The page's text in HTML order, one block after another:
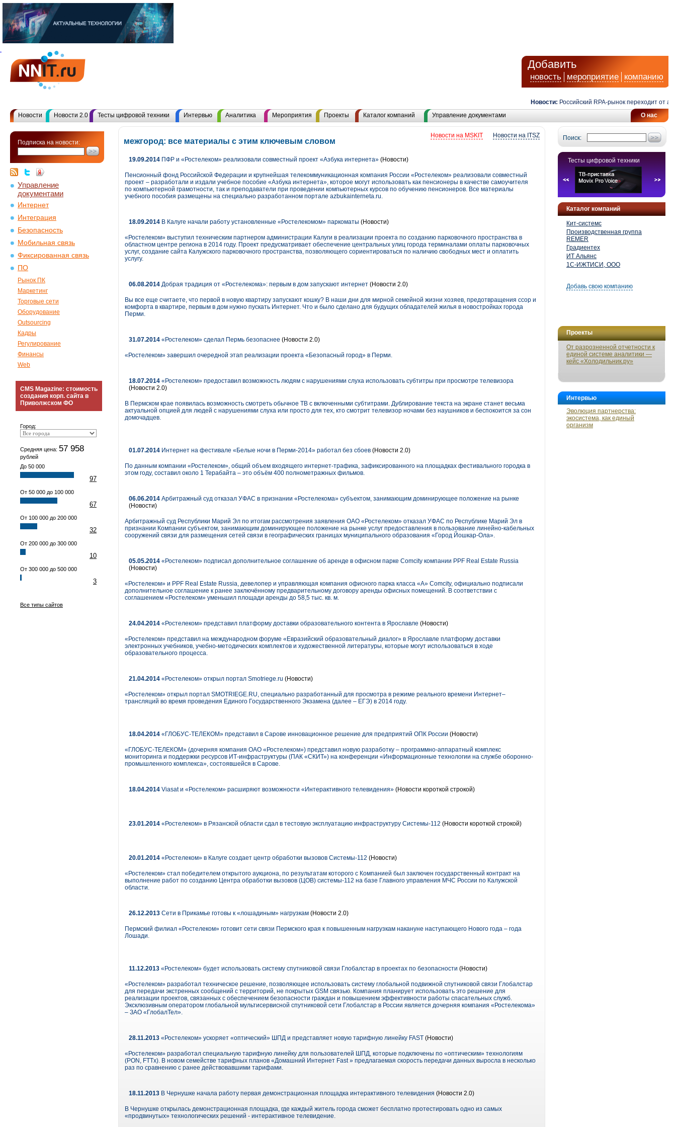
Добавить
новость мероприятие компанию
Новости: Российский RPA-рынок переходит от
О нас
Новости Новости 2.0 Тесты цифровой техники Интервью Аналитика Мероприятия Проекты Каталог компаний Управление документами
Подписка на новости:
Управление
документами
Интернет
Интеграция
Безопасность
Мобильная связь
Фиксированная связь
ПО
Рынок ПК
Маркетинг
Торговые сети
Оборудование
Outsourcing
Кадры
Регулирование
Финансы
Web
CMS Magazine: стоимость
создания корп. сайта в
Приволжском ФО
Город:
Средняя цена: 57 958
рублей
До 50 000
97
От 50 000 до 100 000
67
От 100 000 до 200 000
32
От 200 000 до 300 000
10
От 300 000 до 500 000
3
Все типы сайтов
Поиск:
Тесты цифровой техники
Каталог компаний
Кит-системс
Производственная группа
REMER
Градиентех
ИТ Альянс
1С-ИЖТИСИ, ООО
Добавь свою компанию
Проекты
От разрозненной отчетности к
единой системе аналитики —
кейс «Холодильник.ру»
Интервью
Эволюция партнерства:
экосистема, как единый
организм
Новости на ITSZ
Новости на MSKIT
межгород: все материалы с этим ключевым словом
19.09.2014 ПФР и «Ростелеком» реализовали совместный проект «Азбука интернета» (Новости)
Пенсионный фонд Российской Федерации и крупнейшая телекоммуникационная компания России «Ростелеком» реализовали совместный
проект – разработали и издали учебное пособие «Азбука интернета», которое могут использовать как пенсионеры в качестве самоучителя
по компьютерной грамотности, так и преподаватели при проведении компьютерных курсов по обучению пенсионеров. Все материалы
учебного пособия размещены на специально разработанном портале azbukainterneta.ru.
18.09.2014 В Калуге начали работу установленные «Ростелекомом» паркоматы (Новости)
«Ростелеком» выступил техническим партнером администрации Калуги в реализации проекта по созданию парковочного пространства в
областном центре региона в 2014 году. Проект предусматривает обеспечение центральных улиц города терминалами оплаты парковочных
услуг, создание сайта Калужского парковочного пространства, позволяющего сориентироваться по наличию свободных мест и оплатить
услугу.
06.08.2014 Добрая традиция от «Ростелекома»: первым в дом запускают интернет (Новости 2.0)
Вы все еще считаете, что первой в новую квартиру запускают кошку? В наши дни для мирной семейной жизни хозяев, предотвращения ссор и
комфорта в квартире, первым в дом нужно пускать Интернет. Что и было сделано для будущих обладателей жилья в новостройках города
Перми.
31.07.2014 «Ростелеком» сделал Пермь безопаснее (Новости 2.0)
«Ростелеком» завершил очередной этап реализации проекта «Безопасный город» в Перми.
18.07.2014 «Ростелеком» предоставил возможность людям с нарушениями слуха использовать субтитры при просмотре телевизора
(Новости 2.0)
В Пермском крае появилась возможность смотреть обычное ТВ с включенными субтитрами. Дублирование текста на экране станет весьма
актуальной опцией для людей с нарушениями слуха или просто для тех, кто смотрит телевизор ночами без наушников и беспокоится за сон
домочадцев.
01.07.2014 Интернет на фестивале «Белые ночи в Перми-2014» работал без сбоев (Новости 2.0)
По данным компании «Ростелеком», общий объем входящего интернет-трафика, зафиксированного на площадках фестивального городка в
этом году, составил около 1 Терабайта – это объём 400 полнометражных фильмов.
06.06.2014 Арбитражный суд отказал УФАС в признании «Ростелекома» субъектом, занимающим доминирующее положение на рынке
(Новости)
Арбитражный суд Республики Марий Эл по итогам рассмотрения заявления ОАО «Ростелеком» отказал УФАС по Республике Марий Эл в
признании Компании субъектом, занимающим доминирующее положение на рынке услуг предоставления в пользование линейно-кабельных
сооружений связи для размещения сетей связи в географических границах муниципального образования «Город Йошкар-Ола».
05.05.2014 «Ростелеком» подписал дополнительное соглашение об аренде в офисном парке Comcity компании PPF Real Estate Russia
(Новости)
«Ростелеком» и PPF Real Estate Russia, девелопер и управляющая компания офисного парка класса «А» Comcity, официально подписали
дополнительное соглашение к ранее заключённому предварительному договору аренды офисных помещений. В соответствии с
соглашением «Ростелеком» уменьшил площади аренды до 58,5 тыс. кв. м.
24.04.2014 «Ростелеком» представил платформу доставки образовательного контента в Ярославле (Новости)
«Ростелеком» представил на международном форуме «Евразийский образовательный диалог» в Ярославле платформу доставки
электронных учебников, учебно-методических комплектов и художественной литературы, которые могут использоваться в ходе
образовательного процесса.
21.04.2014 «Ростелеком» открыл портал Smotriege.ru (Новости)
«Ростелеком» открыл портал SMOTRIEGE.RU, специально разработанный для просмотра в режиме реального времени Интернет–
трансляций во время проведения Единого Государственного Экзамена (далее – ЕГЭ) в 2014 году.
18.04.2014 «ГЛОБУС-ТЕЛЕКОМ» представил в Сарове инновационное решение для предприятий ОПК России (Новости)
«ГЛОБУС-ТЕЛЕКОМ» (дочерняя компания ОАО «Ростелеком») представил новую разработку – программно-аппаратный комплекс
мониторинга и поддержки ресурсов ИТ-инфраструктуры (ПАК «СКИТ») на конференции «Информационные технологии на службе оборонно-
промышленного комплекса», состоявшейся в Сарове.
18.04.2014 Viasat и «Ростелеком» расширяют возможности «Интерактивного телевидения» (Новости короткой строкой)
23.01.2014 «Ростелеком» в Рязанской области сдал в тестовую эксплуатацию инфраструктуру Системы-112 (Новости короткой строкой)
20.01.2014 «Ростелеком» в Калуге создает центр обработки вызовов Системы-112 (Новости)
«Ростелеком» стал победителем открытого аукциона, по результатам которого с Компанией был заключен государственный контракт на
выполнение работ по созданию Центра обработки вызовов (ЦОВ) системы-112 на базе Главного управления МЧС России по Калужской
области.
26.12.2013 Сети в Прикамье готовы к «лошадиным» нагрузкам (Новости 2.0)
Пермский филиал «Ростелеком» готовит сети связи Пермского края к повышенным нагрузкам накануне наступающего Нового года – года
Лошади.
11.12.2013 «Ростелеком» будет использовать систему спутниковой связи Глобалстар в проектах по безопасности (Новости)
«Ростелеком» разработал техническое решение, позволяющее использовать систему глобальной подвижной спутниковой связи Глобалстар
для передачи экстренных сообщений с территорий, не покрытых GSM связью. Компания планирует использовать это решение для
реализации проектов, связанных с обеспечением безопасности граждан и повышением эффективности работы спасательных служб.
Эксклюзивным оператором глобальной мультисервисной спутниковой сети Глобалстар в России является дочерняя компания «Ростелекома»
– ЗАО «ГлобалТел».
28.11.2013 «Ростелеком» ускоряет «оптический» ШПД и представляет новую тарифную линейку FAST (Новости)
«Ростелеком» разработал специальную тарифную линейку для пользователей ШПД, которые подключены по «оптическим» технологиям
(PON, FTTx). В новом семействе тарифных планов «Домашний Интернет Fast » предлагаемая скорость передачи данных выросла в несколько
раз по сравнению с ранее действовавшими тарифами.
18.11.2013 В Чернушке начала работу первая демонстрационная площадка интерактивного телевидения (Новости 2.0)
В Чернушке открылась демонстрационная площадка, где каждый житель города сможет бесплатно протестировать одно из самых
«продвинутых» технологических решений - интерактивное телевидение.